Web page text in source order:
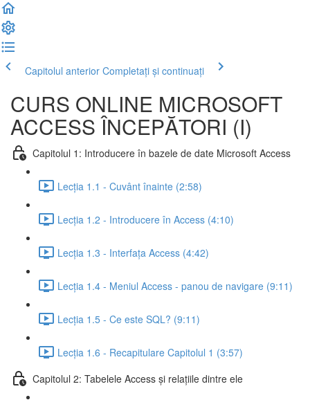
Capitolul anterior Completați și continuați
CURS ONLINE MICROSOFT
ACCESS ÎNCEPĂTORI (I)
Capitolul 1: Introducere în bazele de date Microsoft Access
Lecția 1.1 - Cuvânt înainte (2:58)
Lecția 1.2 - Introducere în Access (4:10)
Lecția 1.3 - Interfața Access (4:42)
Lecția 1.4 - Meniul Access - panou de navigare (9:11)
Lecția 1.5 - Ce este SQL? (9:11)
Lecția 1.6 - Recapitulare Capitolul 1 (3:57)
Capitolul 2: Tabelele Access și relațiile dintre ele